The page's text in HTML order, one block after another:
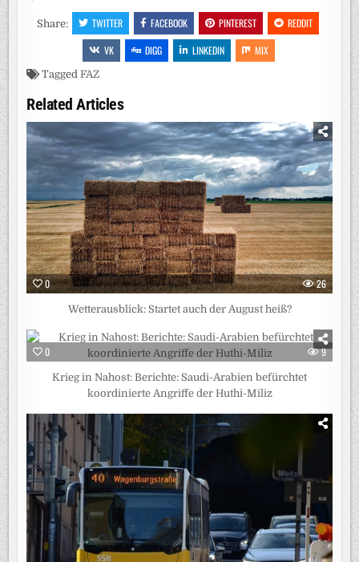
Share: TWITTER FACEBOOK PINTEREST
REDDIT
VK
DIGG LINKEDIN MIX
TaggedFAZ
Related Articles
0 26
Wetterausblick: Startet auch der August heiß?
0 9
Krieg in Nahost: Berichte: Saudi-Arabien befürchtet
koordinierte Angriffe der Huthi-Miliz